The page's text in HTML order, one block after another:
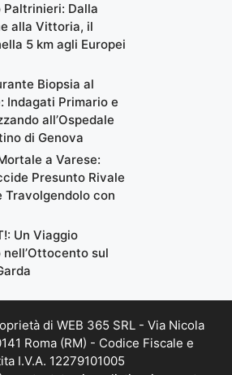
Paltrinieri: Dalla
alla Vittoria, il
5 km agli Europei
Biopsia al
Indagati Primario e
all’Ospedale
di Genova
a Varese:
Presunto Rivale
Travolgendolo con
Un Viaggio
sul
di WEB 365 SRL - Via Nicola
Roma (RM) - Codice Fiscale e
I.V.A. 12279101005